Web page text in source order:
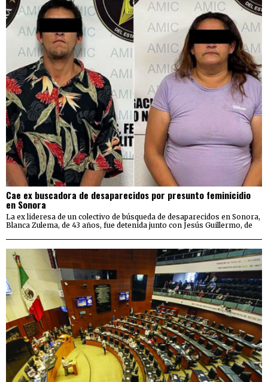
Cae ex buscadora de desaparecidos por presunto feminicidio
en Sonora
La ex lideresa de un colectivo de búsqueda de desaparecidos en Sonora,
Blanca Zulema, de 43 años, fue detenida junto con Jesús Guillermo, de